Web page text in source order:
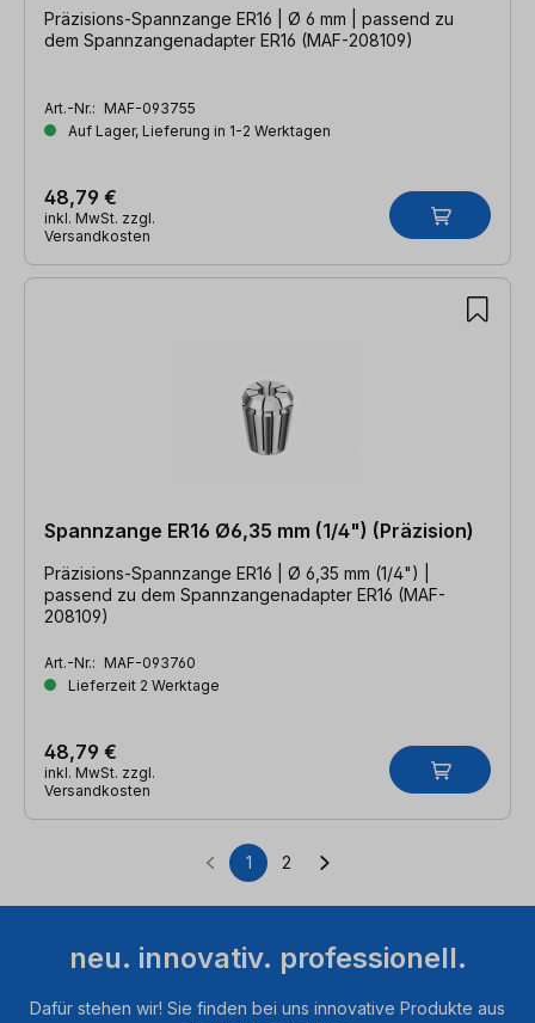
Präzisions-Spannzange ER16 | Ø 6 mm | passend zu
dem Spannzangenadapter ER16 (MAF-208109)
Art.-Nr.: MAF-093755
Auf Lager, Lieferung in 1-2 Werktagen
48,79 €
inkl. MwSt. zzgl.
Versandkosten
Spannzange ER16 Ø6,35 mm (1/4") (Präzision)
Präzisions-Spannzange ER16 | Ø 6,35 mm (1/4") |
passend zu dem Spannzangenadapter ER16 (MAF-
208109)
Art.-Nr.: MAF-093760
Lieferzeit 2 Werktage
48,79 €
inkl. MwSt. zzgl.
Versandkosten
Seite
1 Seite
2
neu. innovativ. professionell.
Dafür stehen wir! Sie finden bei uns innovative Produkte aus